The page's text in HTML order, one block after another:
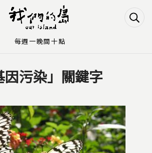
Jump to Navigation
Jump to Main content
因污染」關鍵字
每週一晚間十點